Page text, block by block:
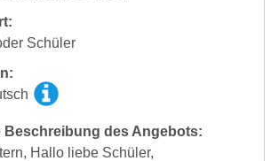
Schüler
des Angebots:
Hallo liebe Schüler,